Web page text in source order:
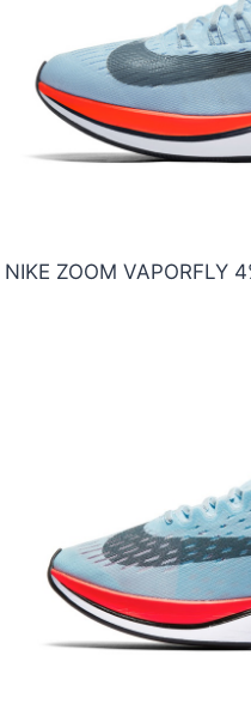
NIKE ZOOM VAPORFLY